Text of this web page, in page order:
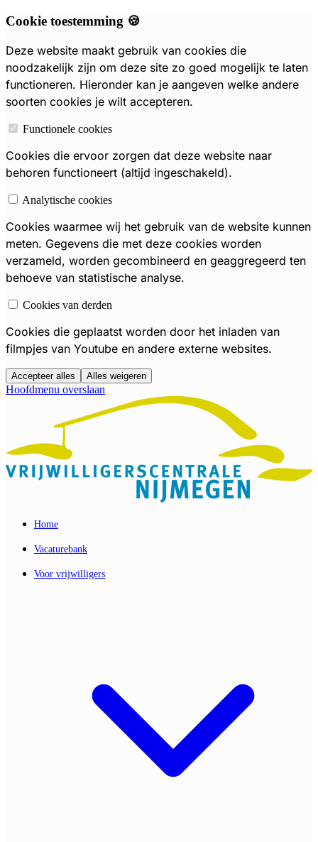
Cookie toestemming 🍪
Deze website maakt gebruik van cookies die
noodzakelijk zijn om deze site zo goed mogelijk te laten
functioneren. Hieronder kan je aangeven welke andere
soorten cookies je wilt accepteren.
Functionele cookies
Cookies die ervoor zorgen dat deze website naar
behoren functioneert (altijd ingeschakeld).
Analytische cookies
Cookies waarmee wij het gebruik van de website kunnen
meten. Gegevens die met deze cookies worden
verzameld, worden gecombineerd en geaggregeerd ten
behoeve van statistische analyse.
Cookies van derden
Cookies die geplaatst worden door het inladen van
filmpjes van Youtube en andere externe websites.
Accepteer alles Alles weigeren
Hoofdmenu overslaan
Home
Vacaturebank
Voor vrijwilligers